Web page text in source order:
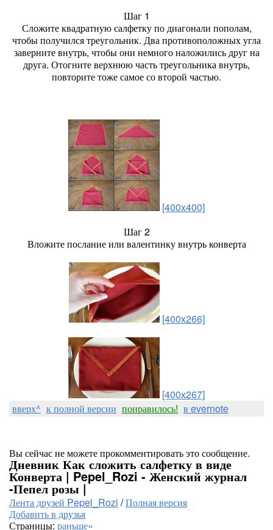
Шаг 1
Сложите квадратную салфетку по диагонали пополам,
чтобы получился треугольник. Два противоположных угла
заверните внутрь, чтобы они немного наложились друг на
друга. Отогните верхнюю часть треугольника внутрь,
повторите тоже самое со второй частью.
[400x400]
Шаг 2
Вложите послание или валентинку внутрь конверта
[400x266]
[400x267]
вверх^ к полной версии понравилось! в evernote
Вы сейчас не можете прокомментировать это сообщение.
Дневник Как сложить салфетку в виде
Конверта | Pepel_Rozi - Женский журнал
-Пепел розы |
Лента друзей Pepel_Rozi /Полная версия
Добавить в друзья
Страницы: раньше»